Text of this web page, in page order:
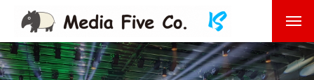
企業を知る About